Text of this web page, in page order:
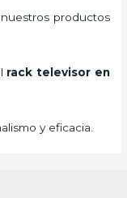
productos
rack televisor en
y eficacia.